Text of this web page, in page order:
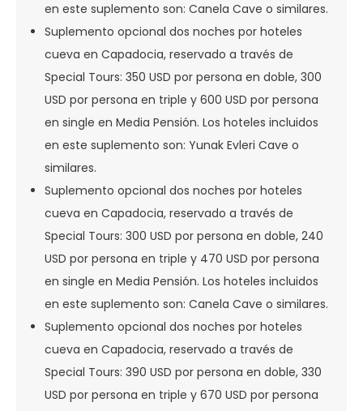
en este suplemento son: Canela Cave o similares.
Suplemento opcional dos noches por hoteles
cueva en Capadocia, reservado a través de
Special Tours: 350 USD por persona en doble, 300
USD por persona en triple y 600 USD por persona
en single en Media Pensión. Los hoteles incluidos
en este suplemento son: Yunak Evleri Cave o
similares.
Suplemento opcional dos noches por hoteles
cueva en Capadocia, reservado a través de
Special Tours: 300 USD por persona en doble, 240
USD por persona en triple y 470 USD por persona
en single en Media Pensión. Los hoteles incluidos
en este suplemento son: Canela Cave o similares.
Suplemento opcional dos noches por hoteles
cueva en Capadocia, reservado a través de
Special Tours: 390 USD por persona en doble, 330
USD por persona en triple y 670 USD por persona